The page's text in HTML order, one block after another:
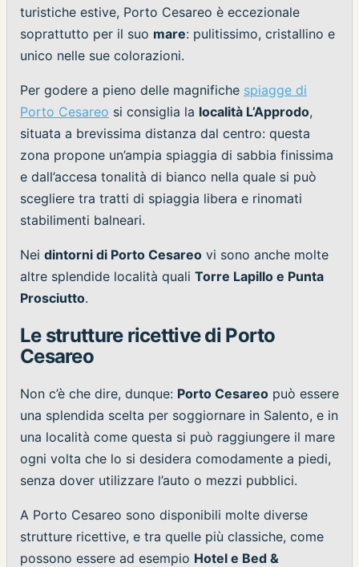
turistiche estive, Porto Cesareo è eccezionale
soprattutto per il suo mare: pulitissimo, cristallino e
unico nelle sue colorazioni.
Per godere a pieno delle magnifiche spiagge di
Porto Cesareo si consiglia la località L’Approdo,
situata a brevissima distanza dal centro: questa
zona propone un’ampia spiaggia di sabbia finissima
e dall’accesa tonalità di bianco nella quale si può
scegliere tra tratti di spiaggia libera e rinomati
stabilimenti balneari.
Nei dintorni di Porto Cesareo vi sono anche molte
altre splendide località quali Torre Lapillo e Punta
Prosciutto.
Le strutture ricettive di Porto
Cesareo
Non c’è che dire, dunque: Porto Cesareo può essere
una splendida scelta per soggiornare in Salento, e in
una località come questa si può raggiungere il mare
ogni volta che lo si desidera comodamente a piedi,
senza dover utilizzare l’auto o mezzi pubblici.
A Porto Cesareo sono disponibili molte diverse
strutture ricettive, e tra quelle più classiche, come
possono essere ad esempio Hotel e Bed &